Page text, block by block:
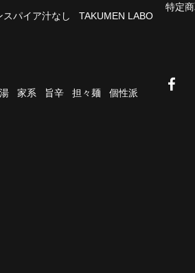
スパイア汁なし
TAKUMEN LABO
家系 旨辛 担々麺
個性派
特定